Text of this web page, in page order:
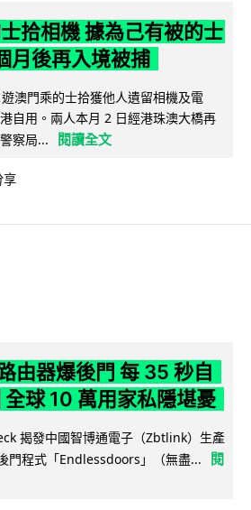
拾相機 據為己有被的士
月後再入境被捕
澳門乘的士拾獲他人遺留相機及電
自用。兩人本月 2 日經港珠澳大橋再
察局...
閱讀全文
享
由器爆後門 每 35 秒自
球 10 萬用家私隱堪憂
揭發中國智博通電子（Zbtlink）生產
門程式「Endlessdoors」（無盡...
閱